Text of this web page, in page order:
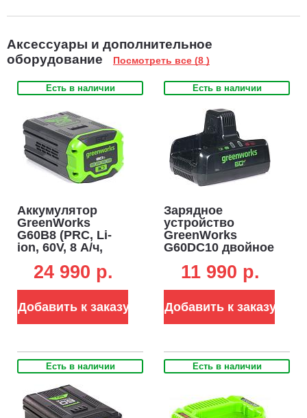
Аксессуары и дополнительное
оборудование
Посмотреть все (8 )
Есть в наличии
Аккумулятор
GreenWorks
G60B8 (PRC, Li-
ion, 60V, 8 А/ч,
24 990 p.
Добавить к заказу
Есть в наличии
Зарядное
устройство
GreenWorks
G60DC10 двойное
для
аккумуляторов
11 990 p.
Добавить к заказу
Есть в наличии Есть в наличии